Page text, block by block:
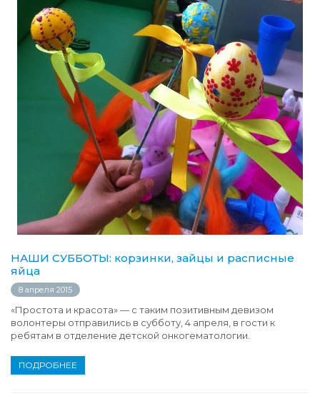
НАШИ СУББОТЫ: корзинки, зайцы и расписные
яйца
8 апреля 2015
«Простота и красота» — с таким позитивным девизом
волонтеры отправились в субботу, 4 апреля, в гости к
ребятам в отделение детской онкогематологии.
ПОДРОБНЕЕ